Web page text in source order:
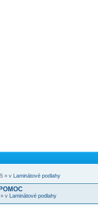
» v Laminátové podlahy
v Laminátové podlahy